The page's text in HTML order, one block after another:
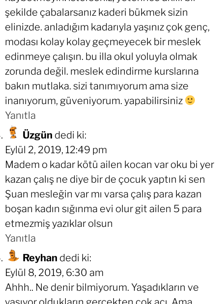
şekilde çabalarsanız kaderi bükmek sizin
elinizde. anladığım kadarıyla yaşınız çok genç,
modası kolay kolay geçmeyecek bir meslek
edinmeye çalışın. bu illa okul yoluyla olmak
zorunda değil. meslek edindirme kurslarına
bakın mutlaka. sizi tanımıyorum ama size
inanıyorum, güveniyorum. yapabilirsiniz
Yanıtla
Üzgün dedi ki:
Eylül 2, 2019, 12:49 pm
Madem o kadar kötü ailen kocan var oku bi yer
kazan çalış ne diye bir de çocuk yaptın ki sen
Şuan mesleğin var mı varsa çalış para kazan
boşan kadın sığınma evi olur git ailen 5 para
etmezmiş yazıklar olsun
Yanıtla
Reyhan dedi ki:
Eylül 8, 2019, 6:30 am
Ahhh.. Ne denir bilmiyorum. Yaşadıkların ve